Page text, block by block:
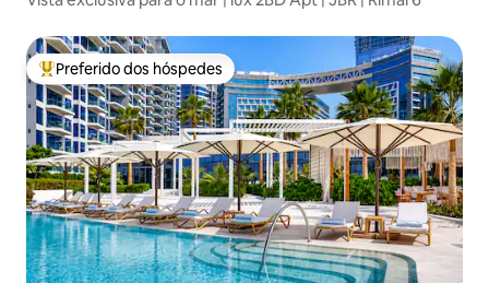
Entre os melhores preferidos dos hóspedes
Preferido dos hóspedes